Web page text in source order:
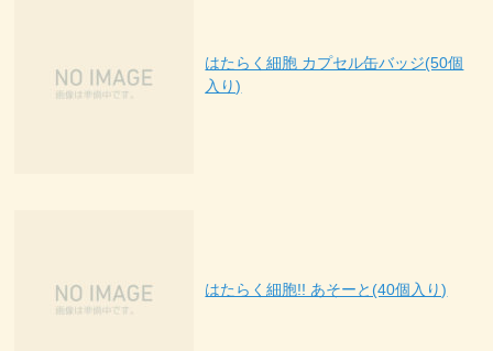
はたらく細胞 カプセル缶バッジ(50個
入り)
はたらく細胞!! あそーと(40個入り)